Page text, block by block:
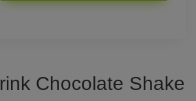
Chocolate Shake